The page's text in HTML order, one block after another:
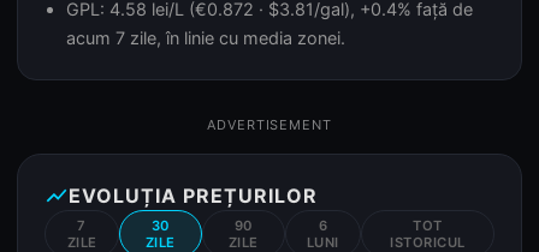
GPL: 4.58 lei/L (€0.872 · $3.81/gal), +0.4% față de
acum 7 zile, în linie cu media zonei.
ADVERTISEMENT
show_chartEVOLUȚIA PREȚURILOR
7
ZILE
30
ZILE
90
ZILE
6
LUNI
TOT
ISTORICUL